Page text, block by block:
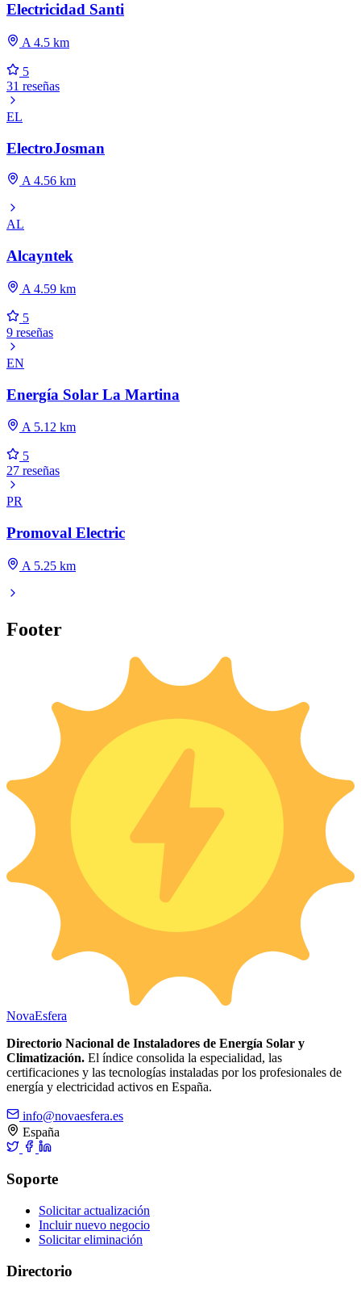
Electricidad Santi
A 4.5 km
5
31 reseñas
EL
ElectroJosman
A 4.56 km
AL
Alcayntek
A 4.59 km
5
9 reseñas
EN
Energía Solar La Martina
A 5.12 km
5
27 reseñas
PR
Promoval Electric
A 5.25 km
Footer
NovaEsfera
Directorio Nacional de Instaladores de Energía Solar y
Climatización. El índice consolida la especialidad, las
certificaciones y las tecnologías instaladas por los profesionales de
energía y electricidad activos en España.
info@novaesfera.es
España
Soporte
Solicitar actualización
Incluir nuevo negocio
Solicitar eliminación
Directorio